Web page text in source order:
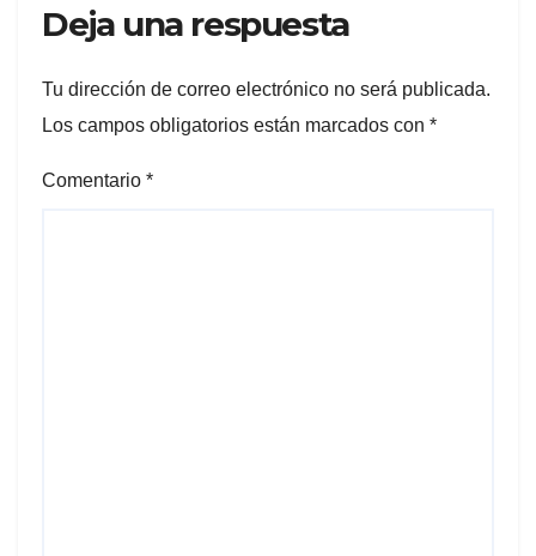
Deja una respuesta
Tu dirección de correo electrónico no será publicada.
Los campos obligatorios están marcados con *
Comentario *